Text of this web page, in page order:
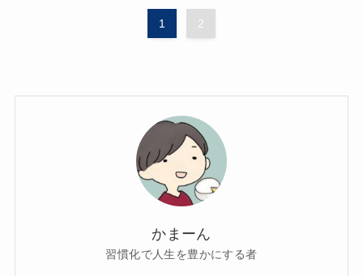
1 2
かまーん
習慣化で人生を豊かにする者